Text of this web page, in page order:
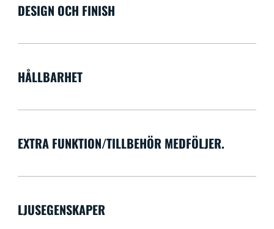
DESIGN OCH FINISH
HÅLLBARHET
EXTRA FUNKTION/TILLBEHÖR MEDFÖLJER.
LJUSEGENSKAPER